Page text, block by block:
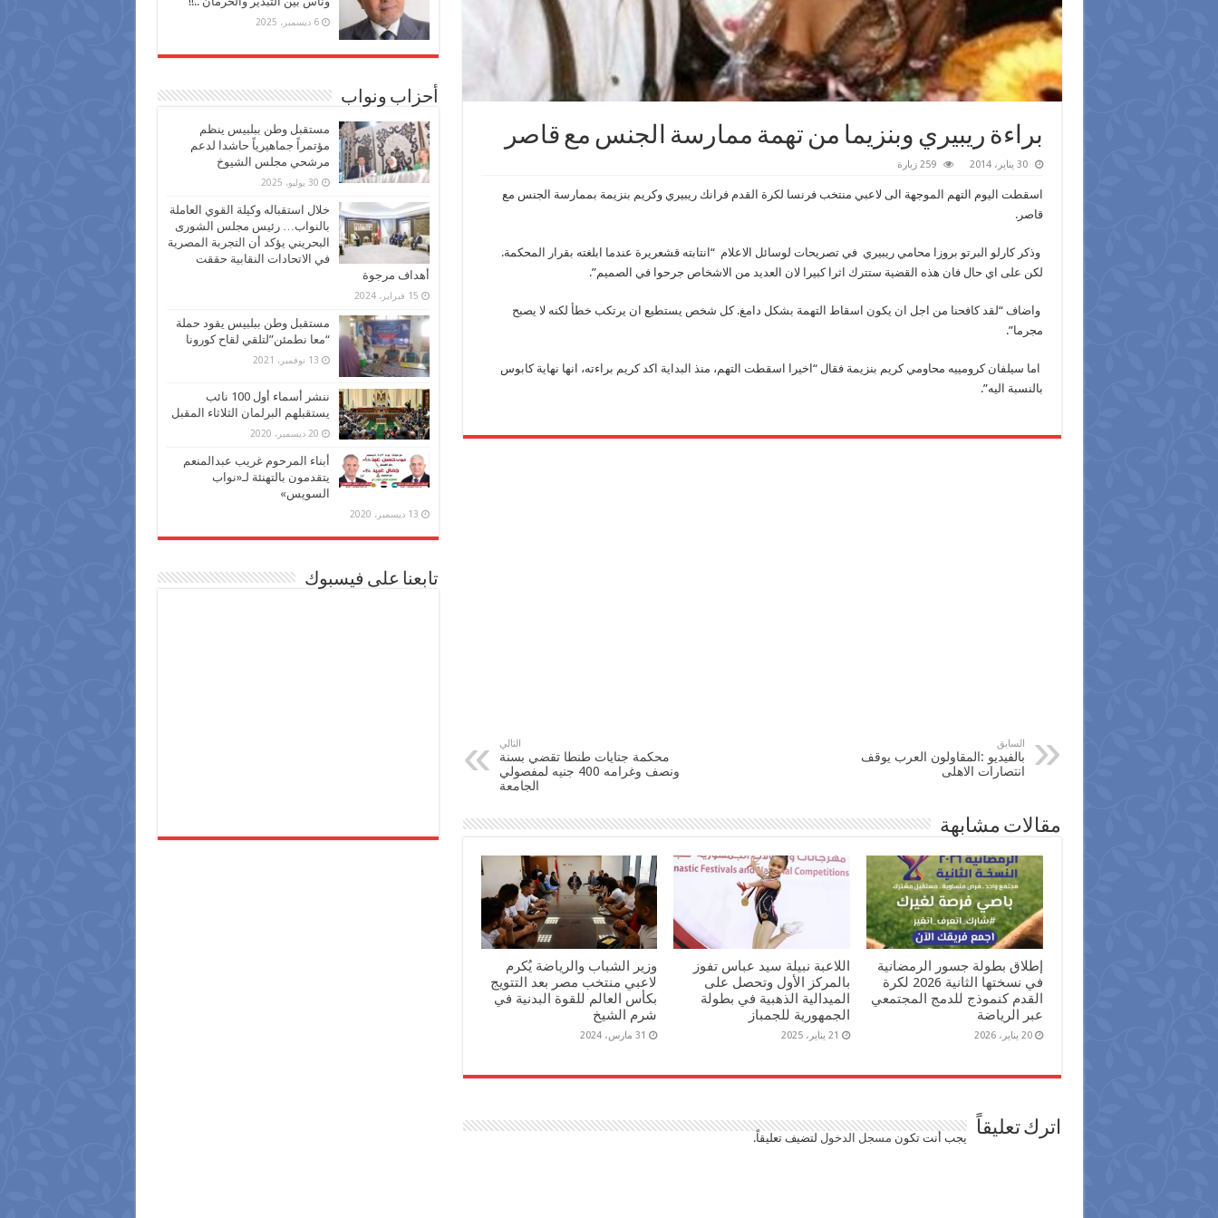
براءة ريبيري وبنزيما من تهمة ممارسة الجنس مع قاصر
30 يناير، 2014 259 زيارة
اسقطت اليوم التهم الموجهة الى لاعبي منتخب فرنسا لكرة القدم فرانك ريبيري وكريم بنزيمة بممارسة الجنس مع
قاصر.
وذكر كارلو البرتو بروزا محامي ريبيري في تصريحات لوسائل الاعلام “انتابته قشعريرة عندما ابلغته بقرار المحكمة.
لكن على اي حال فان هذه القضية ستترك اثرا كبيرا لان العديد من الاشخاص جرحوا في الصميم”.
واضاف “لقد كافحنا من اجل ان يكون اسقاط التهمة بشكل دامغ. كل شخص يستطيع ان يرتكب خطأ لكنه لا يصبح
مجرما”.
اما سيلفان كرومييه محاومي كريم بنزيمة فقال “اخيرا اسقطت التهم، منذ البداية اكد كريم براءته، انها نهاية كابوس
بالنسبة اليه”.
السابق
بالفيديو :المقاولون العرب يوقف
انتصارات الاهلى
التالي
محكمة جنايات طنطا تقضي بسنة
ونصف وغرامه 400 جنيه لمفصولي
الجامعة
مقالات مشابهة
إطلاق بطولة جسور الرمضانية
في نسختها الثانية 2026 لكرة
القدم كنموذج للدمج المجتمعي
عبر الرياضة
20 يناير، 2026
اللاعبة نبيلة سيد عباس تفوز
بالمركز الأول وتحصل على
الميدالية الذهبية في بطولة
الجمهورية للجمباز
21 يناير، 2025
وزير الشباب والرياضة يُكرم
لاعبي منتخب مصر بعد التتويج
بكأس العالم للقوة البدنية في
شرم الشيخ
31 مارس، 2024
اترك تعليقاً يجب أنت تكون مسجل الدخول لتضيف تعليقاً.
6 ديسمبر، 2025
أحزاب ونواب
مستقبل وطن ببلبيس ينظم
مؤتمراً جماهيرياً حاشدا لدعم
مرشحي مجلس الشيوخ
30 يوليو، 2025
خلال استقباله وكيلة القوي العاملة
بالنواب… رئيس مجلس الشورى
البحريني يؤكد أن التجربة المصرية
في الاتحادات النقابية حققت
أهداف مرجوة
15 فبراير، 2024
مستقبل وطن ببلبيس يقود حملة
“معا نطمئن”لتلقي لقاح كورونا
13 نوفمبر، 2021
ننشر أسماء أول 100 نائب
يستقبلهم البرلمان الثلاثاء المقبل
20 ديسمبر، 2020
أبناء المرحوم غريب عبدالمنعم
يتقدمون بالتهنئة لـ«نواب
السويس»
13 ديسمبر، 2020
تابعنا على فيسبوك